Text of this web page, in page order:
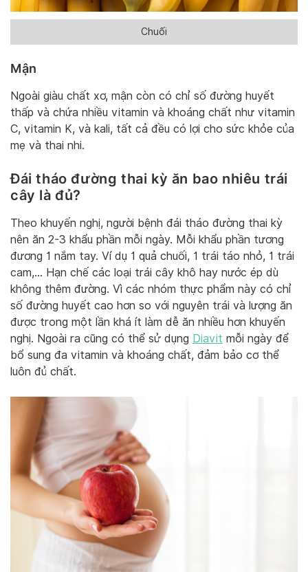
Chuối
Mận
Ngoài giàu chất xơ, mận còn có chỉ số đường huyết
thấp và chứa nhiều vitamin và khoáng chất như vitamin
C, vitamin K, và kali, tất cả đều có lợi cho sức khỏe của
mẹ và thai nhi.
Đái tháo đường thai kỳ ăn bao nhiêu trái
cây là đủ?
Theo khuyến nghị, người bệnh đái tháo đường thai kỳ
nên ăn 2-3 khẩu phần mỗi ngày. Mỗi khẩu phần tương
đương 1 nắm tay. Ví dụ 1 quả chuối, 1 trái táo nhỏ, 1 trái
cam,… Hạn chế các loại trái cây khô hay nước ép dù
không thêm đường. Vì các nhóm thực phẩm này có chỉ
số đường huyết cao hơn so với nguyên trái và lượng ăn
được trong một lần khá ít làm dễ ăn nhiều hơn khuyến
nghị. Ngoài ra cũng có thể sử dụng Diavit mỗi ngày để
bổ sung đa vitamin và khoáng chất, đảm bảo cơ thể
luôn đủ chất.